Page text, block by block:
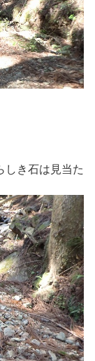
しき石は見当た